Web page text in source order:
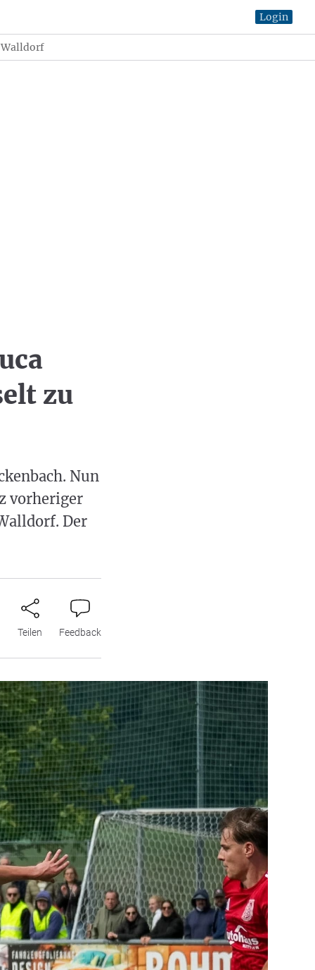
Login
Walldorf
zu
Nun
vorheriger
Der
Teilen Feedback